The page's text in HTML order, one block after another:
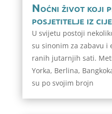
Noćni život koji
posjetitelje iz
U svijetu postoji
su sinonim za zabavu i
ranih jutarnjih sati.
Yorka, Berlina,
su po svojim brojn